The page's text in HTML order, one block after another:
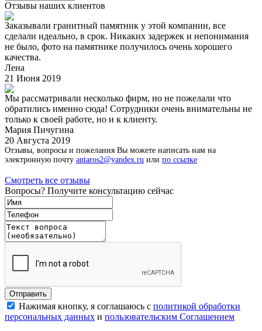
Отзывы наших клиентов
Заказывали гранитный памятник у этой компании, все
сделали идеально, в срок. Никаких задержек и непонимания
не было, фото на памятнике получилось очень хорошего
качества.
Лена
21 Июня 2019
Мы рассматривали несколько фирм, но не пожелали что
обратились именно сюда! Сотрудники очень внимательны не
только к своей работе, но и к клиенту.
Мария Пичугина
20 Августа 2019
Отзывы, вопросы и пожелания Вы можете написать нам на
электронную почту antaros2@yandex.ru или по ссылке
Смотреть все отзывы
Вопросы? Получите консультацию сейчас
Нажимая кнопку, я соглашаюсь с политикой обработки
персональных данных и пользовательским Соглашением